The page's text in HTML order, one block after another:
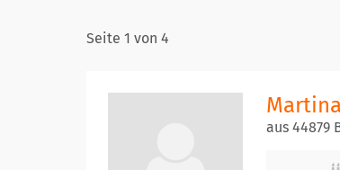
Seite 1 von 4
Martina
aus 44879